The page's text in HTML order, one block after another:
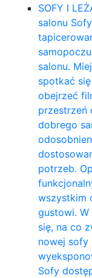
SOFY I
salonu
salonu.
spotkać
obejrzeć
przestrzeń
dobrego
potrzeb.
wszystkim
gustowi.
się, na co
nowej sofy
Sofy